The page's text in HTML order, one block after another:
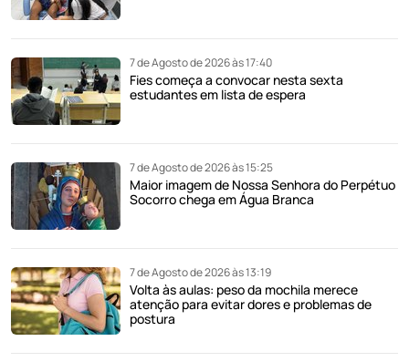
7 de Agosto de 2026 às 17:40
Fies começa a convocar nesta sexta
estudantes em lista de espera
7 de Agosto de 2026 às 15:25
Maior imagem de Nossa Senhora do Perpétuo
Socorro chega em Água Branca
7 de Agosto de 2026 às 13:19
Volta às aulas: peso da mochila merece
atenção para evitar dores e problemas de
postura